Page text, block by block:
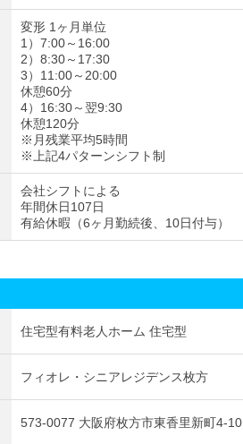
変形 1ヶ月単位
1）7:00～16:00
2）8:30～17:30
3）11:00～20:00
休憩60分
4）16:30～翌9:30
休憩120分
※月残業平均5時間
※上記4パターンシフト制
会社シフトによる
年間休日107日
有給休暇（6ヶ月勤続後、10日付与）
住宅型有料老人ホーム 住宅型
フィオレ・シニアレジデンス枚方
573-0077 大阪府枚方市東香里新町4-10